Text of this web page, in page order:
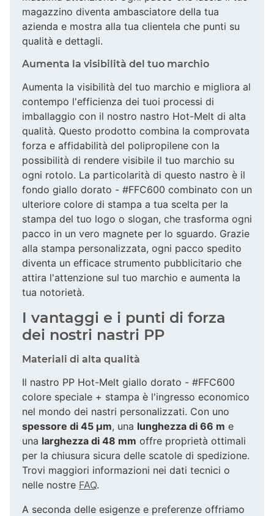
magazzino diventa ambasciatore della tua
azienda e mostra alla tua clientela che punti su
qualità e dettagli.
Aumenta la visibilità del tuo marchio
Aumenta la visibilità del tuo marchio e migliora al
contempo l'efficienza dei tuoi processi di
imballaggio con il nostro nastro Hot-Melt di alta
qualità. Questo prodotto combina la comprovata
forza e affidabilità del polipropilene con la
possibilità di rendere visibile il tuo marchio su
ogni rotolo. La particolarità di questo nastro è il
fondo giallo dorato - #FFC600 combinato con un
ulteriore colore di stampa a tua scelta per la
stampa del tuo logo o slogan, che trasforma ogni
pacco in un vero magnete per lo sguardo. Grazie
alla stampa personalizzata, ogni pacco spedito
diventa un efficace strumento pubblicitario che
attira l'attenzione sul tuo marchio e aumenta la
tua notorietà.
I vantaggi e i punti di forza
dei nostri nastri PP
Materiali di alta qualità
Il nastro PP Hot-Melt giallo dorato - #FFC600
colore speciale + stampa è l'ingresso economico
nel mondo dei nastri personalizzati. Con uno
spessore di 45 µm, una lunghezza di 66 m e
una larghezza di 48 mm offre proprietà ottimali
per la chiusura sicura delle scatole di spedizione.
Trovi maggiori informazioni nei dati tecnici o
nelle nostre FAQ.
A seconda delle esigenze e preferenze offriamo